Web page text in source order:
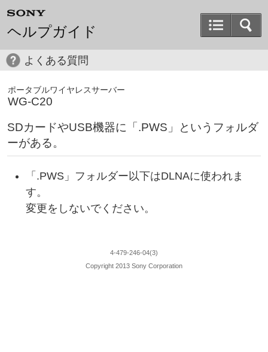
ヘルプガイド
よくある質問
ポータブルワイヤレスサーバー
WG-C20
SDカードやUSB機器に「.PWS」というフォルダ
ーがある。
「.PWS」フォルダー以下はDLNAに使われま
す。
変更をしないでください。
4-479-246-04(3)
Copyright 2013 Sony Corporation